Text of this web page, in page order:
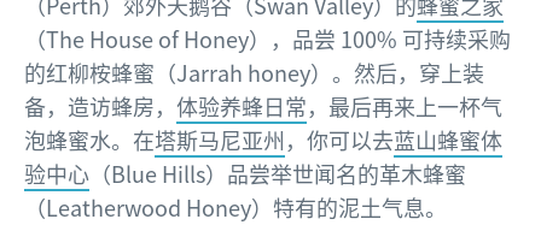
（The House of Honey），品尝 100% 可持续采购
的红柳桉蜂蜜（Jarrah honey）。然后，穿上装
备，造访蜂房， 体验养蜂日常，最后再来上一杯气
泡蜂蜜水。在塔斯马尼亚州，你可以去蓝山蜂蜜体
验中心 （Blue Hills）品尝举世闻名的革木蜂蜜
（Leatherwood Honey）特有的泥土气息。